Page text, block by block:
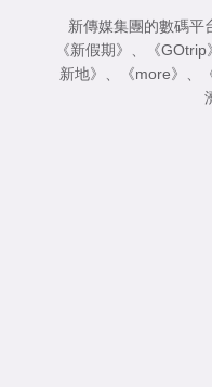
新傳媒集團的數碼平
《新假期》
《GOtrip》
新地》
《more》